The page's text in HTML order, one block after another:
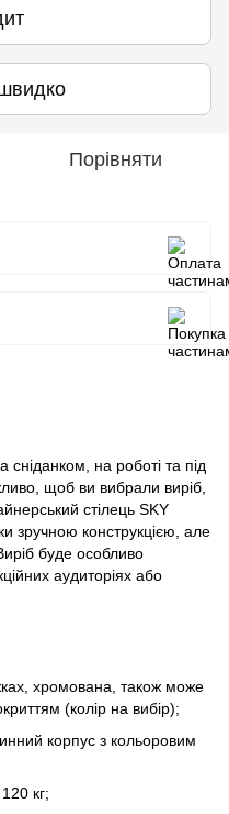
Порівняти
сніданком, на роботі та під
щоб ви вибрали виріб,
стілець SKY
зручною конструкцією, але
буде особливо
аудиторіях або
хромована, також може
(колір на вибір);
корпус з кольоровим
кг;